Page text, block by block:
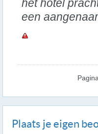
het hotel
een
Pagina
Plaats je eigen